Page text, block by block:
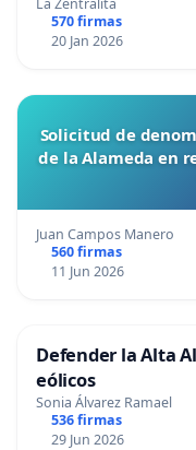
570 firmas
20 Jan 2026
Solicitud de
de la Alameda en
Juan Campos Manero
560 firmas
11 Jun 2026
Defender la Alta
eólicos
Sonia Álvarez Ramael
536 firmas
29 Jun 2026